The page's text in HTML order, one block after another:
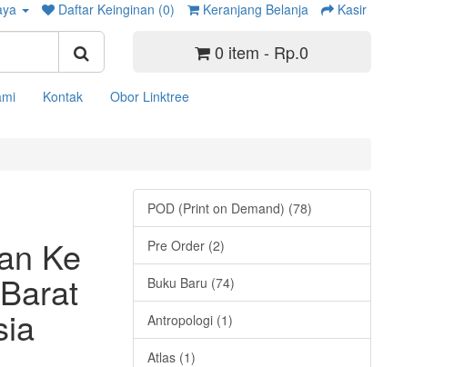
Daftar Keinginan (0) Keranjang Belanja Kasir
0 item - Rp.0
Kontak Obor Linktree
Ke
POD (Print on Demand) (78)
Pre Order (2)
Buku Baru (74)
Antropologi (1)
Atlas (1)